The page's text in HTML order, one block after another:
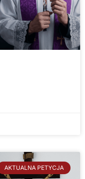
AKTUALNA PETYCJA